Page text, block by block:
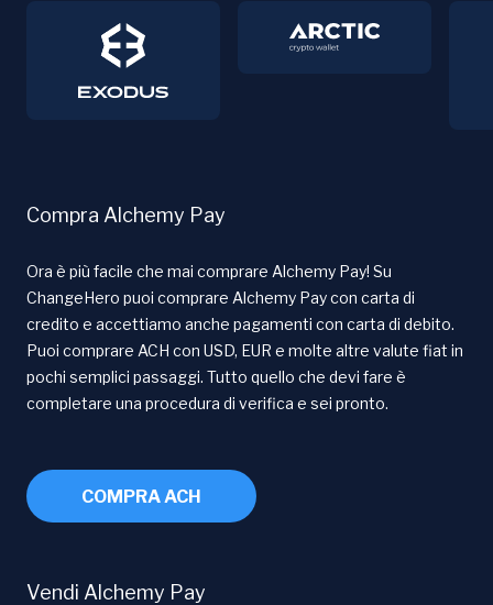
Compra Alchemy Pay
Ora è più facile che mai comprare Alchemy Pay! Su
ChangeHero puoi comprare Alchemy Pay con carta di
credito e accettiamo anche pagamenti con carta di debito.
Puoi comprare ACH con USD, EUR e molte altre valute fiat in
pochi semplici passaggi. Tutto quello che devi fare è
completare una procedura di verifica e sei pronto.
COMPRA ACH
Vendi Alchemy Pay